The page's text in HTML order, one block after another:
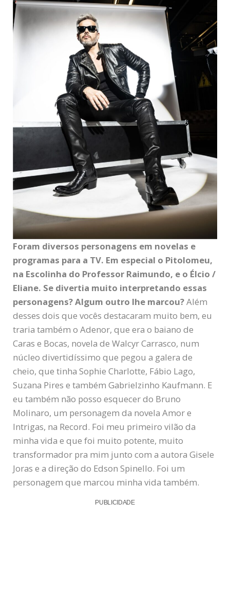
Foram diversos personagens em novelas e
programas para a TV. Em especial o Pitolomeu,
na Escolinha do Professor Raimundo, e o Élcio /
Eliane. Se divertia muito interpretando essas
personagens? Algum outro lhe marcou?Além
desses dois que vocês destacaram muito bem, eu
traria também o Adenor, que era o baiano de
Caras e Bocas, novela de Walcyr Carrasco, num
núcleo divertidíssimo que pegou a galera de
cheio, que tinha Sophie Charlotte, Fábio Lago,
Suzana Pires e também Gabrielzinho Kaufmann. E
eu também não posso esquecer do Bruno
Molinaro, um personagem da novela Amor e
Intrigas, na Record. Foi meu primeiro vilão da
minha vida e que foi muito potente, muito
transformador pra mim junto com a autora Gisele
Joras e a direção do Edson Spinello. Foi um
personagem que marcou minha vida também.
PUBLICIDADE